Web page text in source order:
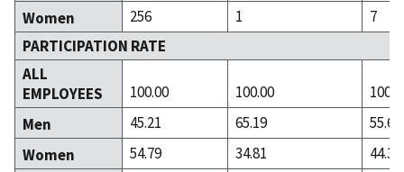
Women 256 1
7
PARTICIPATION RATE
ALL
EMPLOYEES
100.00 100.00
Men
45.21 65.19
55.64
Women
54.79 34.81
44.36